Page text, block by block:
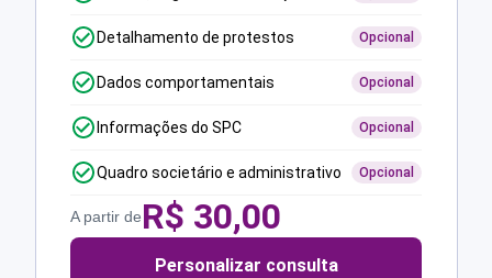
Detalhamento de protestos Opcional
Dados comportamentais Opcional
Informações do SPC Opcional
Quadro societário e administrativo Opcional
A partir deR$ 30,00
Personalizar consulta